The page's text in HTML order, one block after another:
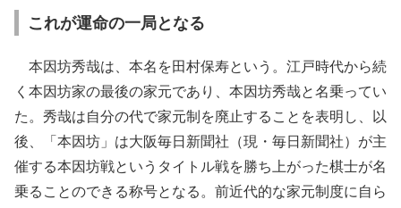
これが運命の一局となる
本因坊秀哉は、本名を田村保寿という。江戸時代から続
く本因坊家の最後の家元であり、本因坊秀哉と名乗ってい
た。秀哉は自分の代で家元制を廃止することを表明し、以
後、「本因坊」は大阪毎日新聞社（現・毎日新聞社）が主
催する本因坊戦というタイトル戦を勝ち上がった棋士が名
乗ることのできる称号となる。前近代的な家元制度に自ら